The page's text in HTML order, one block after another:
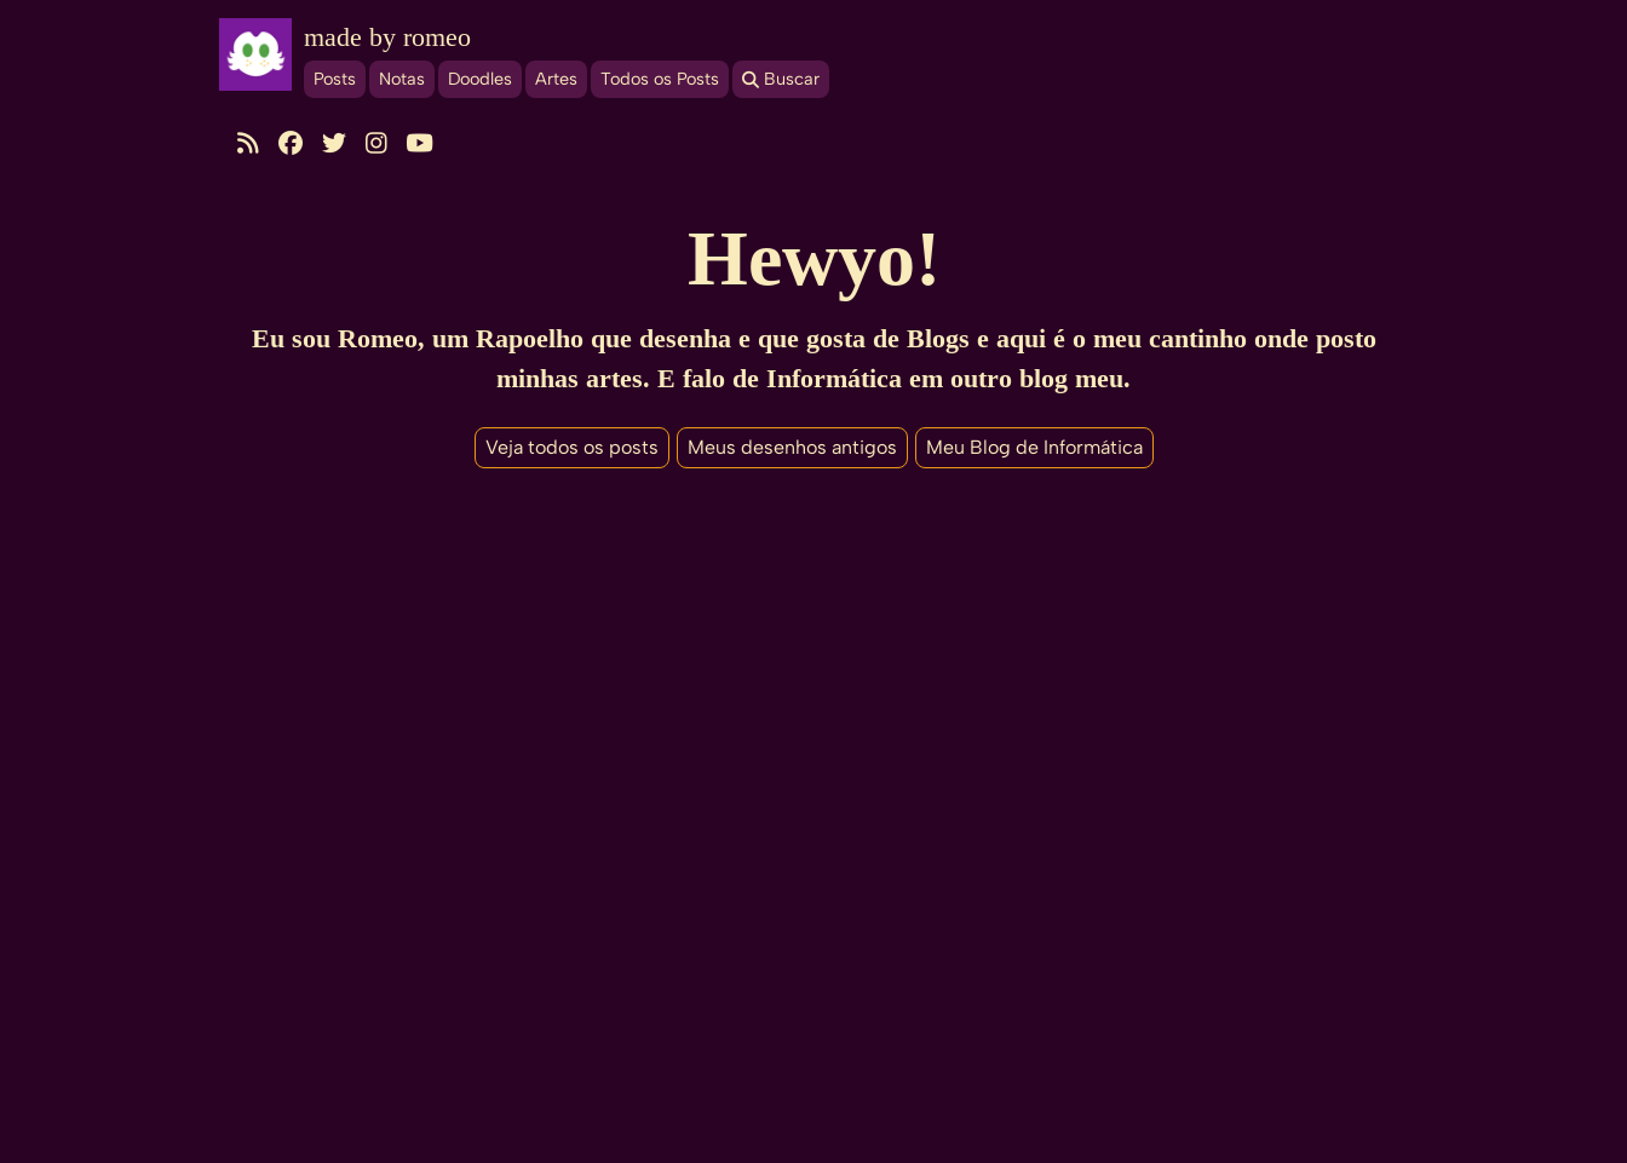
made by romeo
Posts Notas Doodles Artes Todos os Posts  Buscar
    
Hewyo!
Eu sou Romeo, um Rapoelho que desenha e que gosta de Blogs e aqui é o meu cantinho onde posto
minhas artes. E falo de Informática em outro blog meu.
Veja todos os posts Meus desenhos antigos Meu Blog de Informática